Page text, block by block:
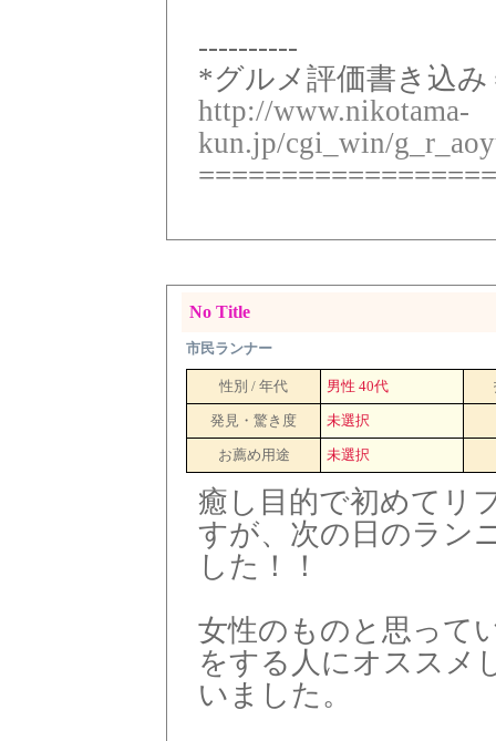
----------
*グルメ評価書き込
http://www.nikotama-
kun.jp/cgi_win/
No Title
市民ランナー
性別 / 年代 男性 40代
発見・驚き度 未選択
お薦め用途 未選択
癒し目的で初めてリ
すが、次の日のラン
した！！
女性のものと思って
をする人にオススメ
いました。